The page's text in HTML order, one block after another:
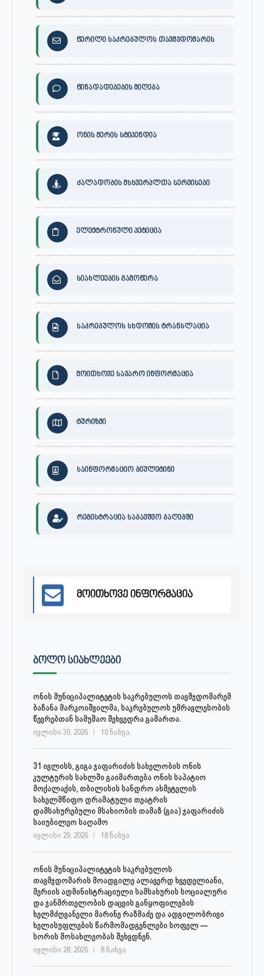
წერილი საკრებულოს თავმჯდომარეს
წინადადებების მიღება
ონის მერის სტიპენდია
ძალადობის მსხვერპლთა სერვისები
ელექტრონული პეტიცია
სიახლეების გამოწერა
საკრებულოს სხდომის ტრანსლაცია
მოითხოვე საჯარო ინფორმაცია
ტურიზმი
საინფორმაციო ბიულეტინი
რეგისტრაცია საბავშვო ბაღებში
მოითხოვე ინფორმაცია
ᲑᲝᲚᲝ ᲡᲘᲐᲮᲚᲔᲔᲑᲘ
ონის მუნიციპალიტეტის საკრებულოს თავმჯდომარემ
ბაჩანა მარკოიშვილმა, საკრებულოს უმრავლესობის
წევრებთან სამუშაო შეხვედრა გამართა.
ივლისი 30, 2026 10 ნახვა
31 ივლისს, გიგა ჯაფარიძის სახელობის ონის
კულტურის სახლში გაიმართება ონის საპატიო
მოქალაქის, თბილისის სანდრო ახმეტელის
სახელმწიფო დრამატული თეატრის
დამსახურებული მსახიობის თამაზ (გია) ჯაფარიძის
საიუბილეო საღამო
ივლისი 29, 2026 18 ნახვა
ონის მუნიციპალიტეტის საკრებულოს
თავმჯდომარის მოადგილე ალავერდ ხვედელიანი,
მერიის ადმინისტრაციული სამსახურის სოციალური
და ჯანმრთელობის დაცვის განყოფილების
ხელმძღვანელი მარინე რაზმაძე და ადგილობრივი
ხელისუფლების წარმომადგენლები სოფელ —
სორის მოსახლეობას შეხვდნენ.
ივლისი 28, 2026 8 ნახვა